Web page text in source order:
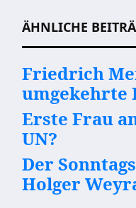
ÄHNLICHE
Friedrich
umgekehrte
Erste Frau
UN?
Der
Holger